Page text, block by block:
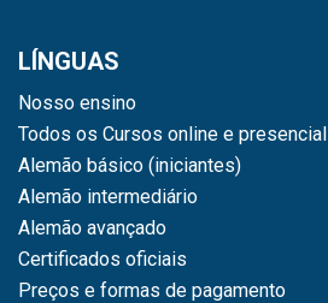
LÍNGUAS
Nosso ensino
Todos os Cursos online e presencial
Alemão básico (iniciantes)
Alemão intermediário
Alemão avançado
Certificados oficiais
Preços e formas de pagamento